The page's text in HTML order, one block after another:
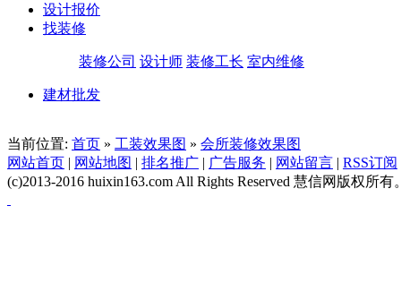
设计报价
找装修
装修公司 设计师 装修工长 室内维修
建材批发
当前位置: 首页 » 工装效果图 » 会所装修效果图
网站首页 | 网站地图 | 排名推广 | 广告服务 | 网站留言 | RSS订阅
(c)2013-2016 huixin163.com All Rights Reserved 慧信网版权所有